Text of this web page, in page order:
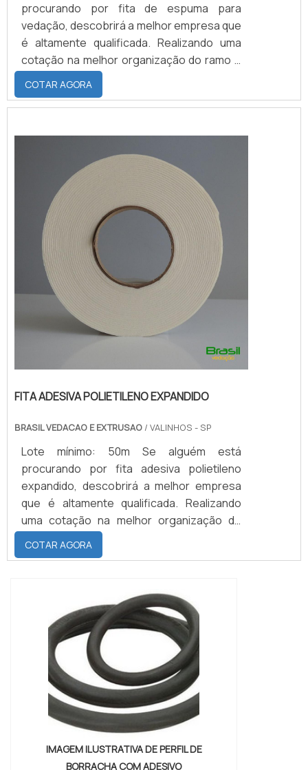
procurando por fita de espuma para
vedação, descobrirá a melhor empresa que
é altamente qualificada. Realizando uma
cotação na melhor organização do ramo e
descobrindo a maior referência de
qualidade da área de atuação.MAIS SOBRE
FITA DE ESPUMA PARA VEDAÇÃOQuem
encontrar o site da Brasil Vedação. É
possível encontrar borrachas fabri...
COTAR AGORA
FITA ADESIVA POLIETILENO EXPANDIDO
BRASIL VEDACAO E EXTRUSAO / VALINHOS - SP
Lote mínimo: 50m Se alguém está
procurando por fita adesiva polietileno
expandido, descobrirá a melhor empresa
que é altamente qualificada. Realizando
uma cotação na melhor organização do
ramo e descobrindo a maior referência de
qualidade da área de atuação.Quando o
poderá encontrar excelente custo-
benefício com cores sólidas e duráveis,
que não desbotam o...
COTAR AGORA
IMAGEM ILUSTRATIVA DE PERFIL DE
BORRACHA COM ADESIVO